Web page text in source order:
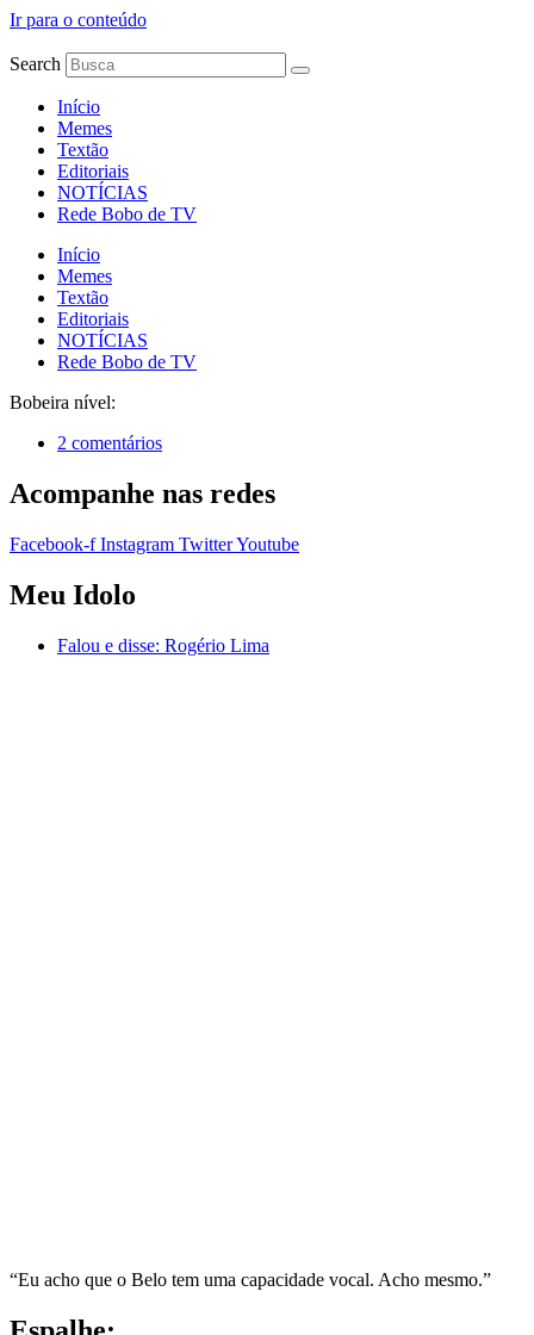
Ir para o conteúdo
Search
Início
Memes
Textão
Editoriais
NOTÍCIAS
Rede Bobo de TV
Início
Memes
Textão
Editoriais
NOTÍCIAS
Rede Bobo de TV
Bobeira nível:
2 comentários
Acompanhe nas redes
Facebook-f Instagram TwitterYoutube
Meu Idolo
Falou e disse: Rogério Lima
“Eu acho que o Belo tem uma capacidade vocal. Acho mesmo.”